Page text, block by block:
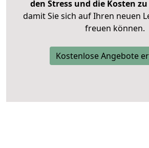
den Stress und die Kosten
damit Sie sich auf Ihren neuen
freuen können.
Kostenlose Angebote